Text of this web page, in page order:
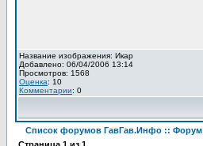
Название изображения: Икар
Добавлено: 06/04/2006 13:14
Просмотров: 1568
Оценка: 10
Комментарии: 0
Список форумов ГавГав.Инфо :: Форум